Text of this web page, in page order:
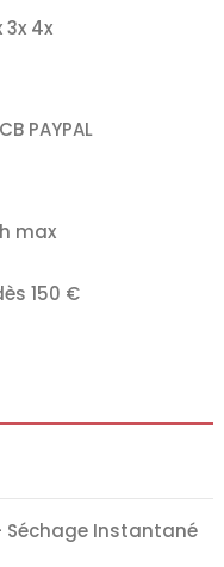
3x 4x
PAYPAL
max
150 €
Séchage Instantané